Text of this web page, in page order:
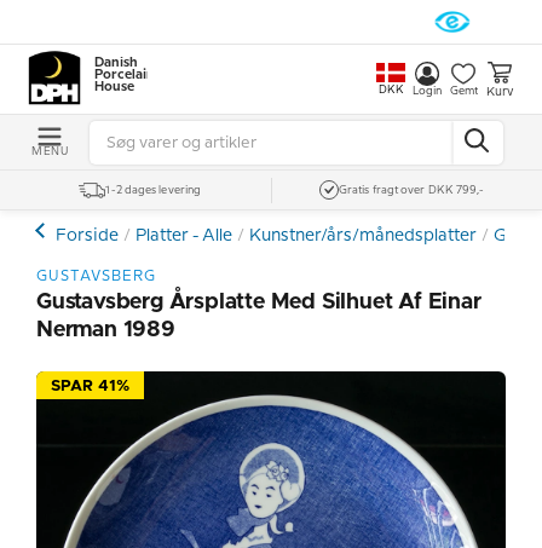
Danish
Porcelain
House
DKK Login Gemt Kurv
MENU
1-2 dages levering Gratis fragt over DKK 799,-
Forside Platter - Alle Kunstner/års/månedsplatter
GUSTAVSBERG
Gustavsberg Årsplatte Med Silhuet Af Einar
Nerman 1989
SPAR 41%